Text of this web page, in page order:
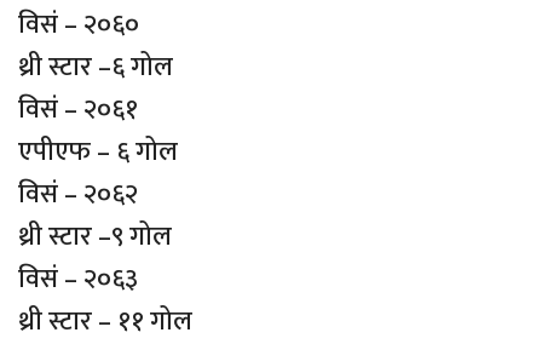
विसं – २०६०
थ्री स्टार –६ गोल
विसं – २०६१
एपीएफ – ६ गोल
विसं – २०६२
थ्री स्टार –९ गोल
विसं – २०६३
थ्री स्टार – ११ गोल